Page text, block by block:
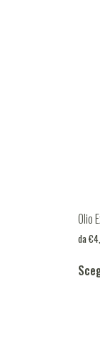
Olio
da€